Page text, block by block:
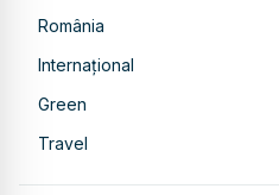
România
Internațional
Green
Travel